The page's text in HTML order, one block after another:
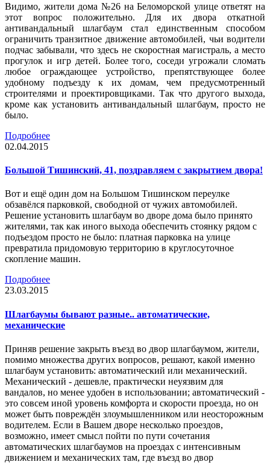
Видимо, жители дома №26 на Беломорской улице ответят на
этот вопрос положительно. Для их двора откатной
антивандальный шлагбаум стал единственным способом
ограничить транзитное движение автомобилей, чьи водители
подчас забывали, что здесь не скоростная магистраль, а место
прогулок и игр детей. Более того, соседи угрожали сломать
любое ограждающее устройство, препятствующее более
удобному подъезду к их домам, чем предусмотренный
строителями и проектировщиками. Так что другого выхода,
кроме как установить антивандальный шлагбаум, просто не
было.
Подробнее
02.04.2015
Большой Тишинский, 41, поздравляем с закрытием двора!
Вот и ещё один дом на Большом Тишинском переулке
обзавёлся парковкой, свободной от чужих автомобилей.
Решение установить шлагбаум во дворе дома было принято
жителями, так как иного выхода обеспечить стоянку рядом с
подъездом просто не было: платная парковка на улице
превратила придомовую территорию в круглосуточное
скопление машин.
Подробнее
23.03.2015
Шлагбаумы бывают разные.. автоматические,
механические
Приняв решение закрыть въезд во двор шлагбаумом, жители,
помимо множества других вопросов, решают, какой именно
шлагбаум установить: автоматический или механический.
Механический - дешевле, практически неуязвим для
вандалов, но менее удобен в использовании; автоматический -
это совсем иной уровень комфорта и скорости проезда, но он
может быть повреждён злоумышленником или неосторожным
водителем. Если в Вашем дворе несколько проездов,
возможно, имеет смысл пойти по пути сочетания
автоматических шлагбаумов на проездах с интенсивным
движением и механических там, где въезд во двор